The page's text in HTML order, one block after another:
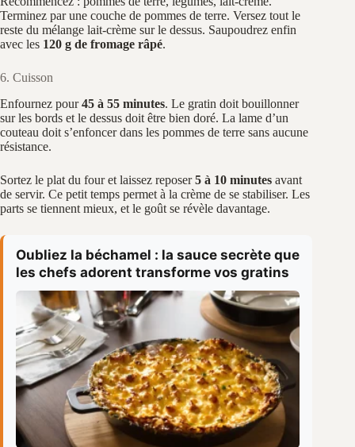
Terminez par une couche de pommes de terre. Versez tout le
reste du mélange lait-crème sur le dessus. Saupoudrez enfin
avec les 120 g de fromage râpé.
6. Cuisson
Enfournez pour45 à 55 minutes. Le gratin doit bouillonner
sur les bords et le dessus doit être bien doré. La lame d’un
couteau doit s’enfoncer dans les pommes de terre sans aucune
résistance.
Sortez le plat du four et laissez reposer5 à 10 minutes avant
de servir. Ce petit temps permet à la crème de se stabiliser. Les
parts se tiennent mieux, et le goût se révèle davantage.
Oubliez la béchamel : la sauce secrète que
les chefs adorent transforme vos gratins